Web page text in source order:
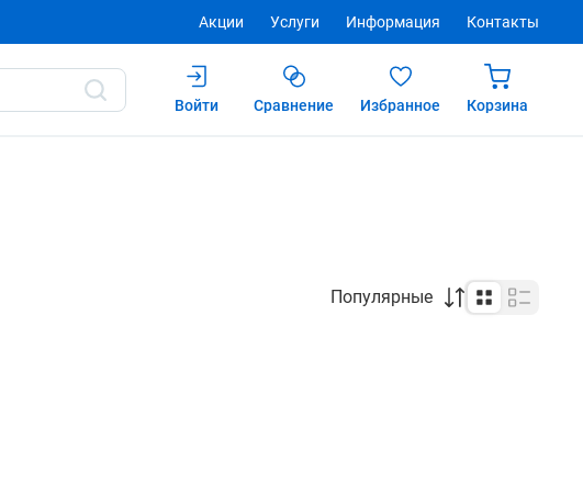
Акции Услуги Информация Контакты
Войти
Сравнение Избранное Корзина
Популярные